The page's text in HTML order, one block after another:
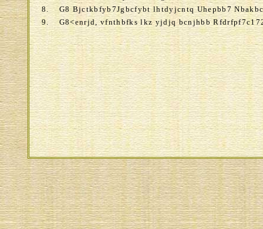
8.
G8 Bjctkbfyb7Jgbcfybt lhtdyjcntq Uhepbb7
9.
G8<enrjd,vfnthbfks lkz yjdjq bcnjhbb Rfdrfpf7c